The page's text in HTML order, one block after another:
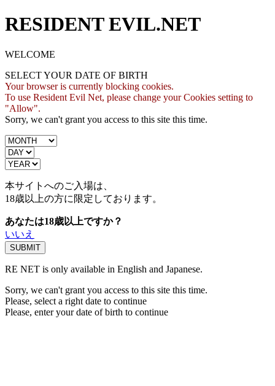
RESIDENT EVIL.NET
WELCOME
SELECT YOUR DATE OF BIRTH
Your browser is currently blocking cookies.
To use Resident Evil Net, please change your Cookies setting to
"Allow".
Sorry, we can't grant you access to this site this time.
本サイトへのご入場は、
18歳以上の方に限定しております。
あなたは18歳以上ですか？
いいえ
RE NET is only available in English and Japanese.
Sorry, we can't grant you access to this site this time.
Please, select a right date to continue
Please, enter your date of birth to continue